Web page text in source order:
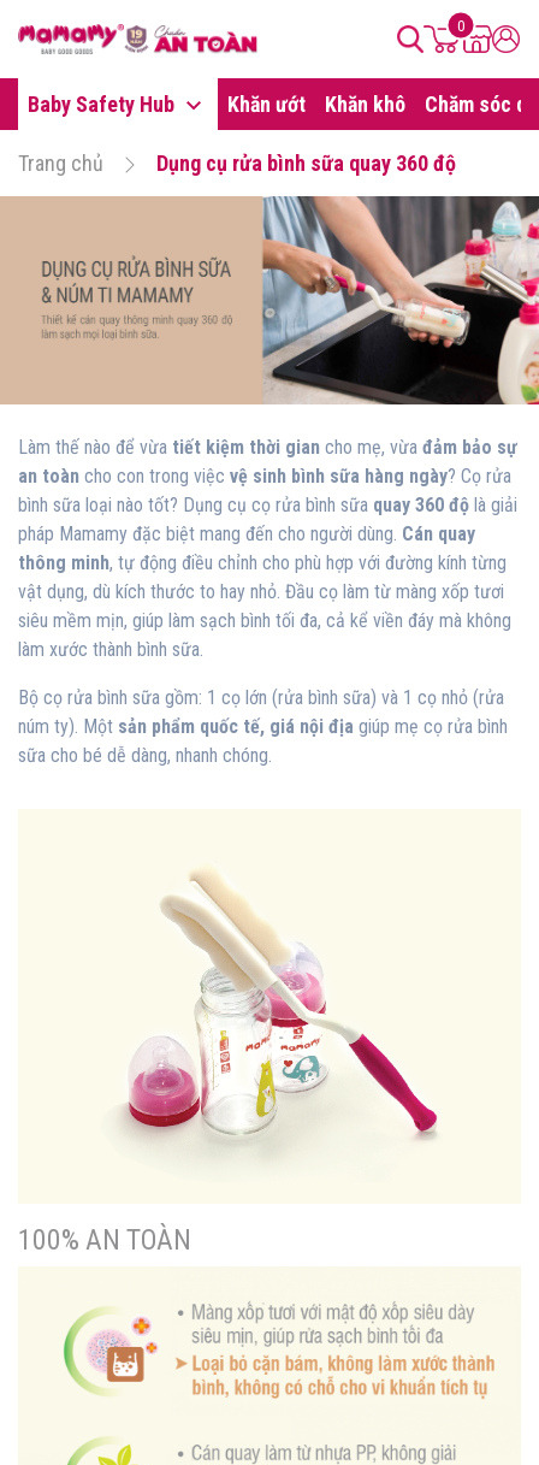
0
Baby Safety Hub Khăn ướt Khăn khô Chăm sóc da
Trang chủ Dụng cụ rửa bình sữa quay 360 độ
Làm thế nào để vừa tiết kiệm thời gian cho mẹ, vừa đảm bảo sự
an toàn cho con trong việc vệ sinh bình sữa hàng ngày? Cọ rửa
bình sữa loại nào tốt? Dụng cụ cọ rửa bình sữa quay 360 độ là giải
pháp Mamamy đặc biệt mang đến cho người dùng. Cán quay
thông minh, tự động điều chỉnh cho phù hợp với đường kính từng
vật dụng, dù kích thước to hay nhỏ. Đầu cọ làm từ màng xốp tươi
siêu mềm mịn, giúp làm sạch bình tối đa, cả kể viền đáy mà không
làm xước thành bình sữa.
Bộ cọ rửa bình sữa gồm: 1 cọ lớn (rửa bình sữa) và 1 cọ nhỏ (rửa
núm ty). Một sản phẩm quốc tế, giá nội địa giúp mẹ cọ rửa bình
sữa cho bé dễ dàng, nhanh chóng.
100% AN TOÀN